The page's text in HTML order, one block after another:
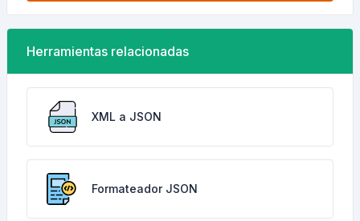
Herramientas relacionadas
XML a JSON
Formateador JSON